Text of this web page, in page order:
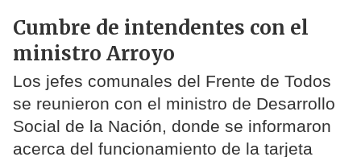
Cumbre de intendentes con el
ministro Arroyo
Los jefes comunales del Frente de Todos
se reunieron con el ministro de Desarrollo
Social de la Nación, donde se informaron
acerca del funcionamiento de la tarjeta